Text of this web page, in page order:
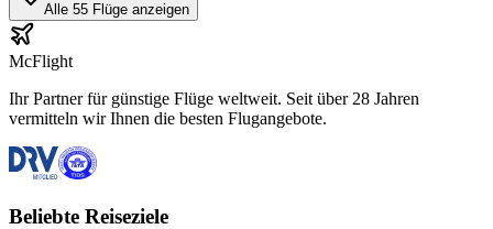
Alle 55 Flüge anzeigen
McFlight
Ihr Partner für günstige Flüge weltweit. Seit über 28 Jahren
vermitteln wir Ihnen die besten Flugangebote.
Beliebte Reiseziele